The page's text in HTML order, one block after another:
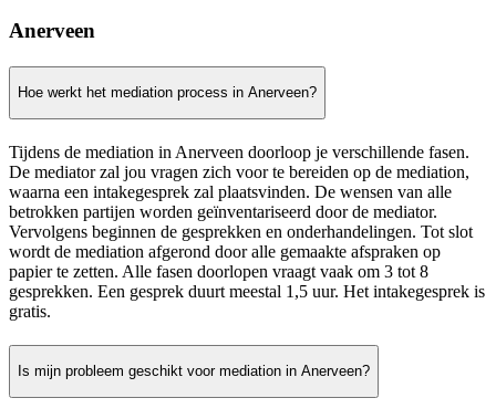
Anerveen
Hoe werkt het mediation process in Anerveen?
Tijdens de mediation in Anerveen doorloop je verschillende fasen.
De mediator zal jou vragen zich voor te bereiden op de mediation,
waarna een intakegesprek zal plaatsvinden. De wensen van alle
betrokken partijen worden geïnventariseerd door de mediator.
Vervolgens beginnen de gesprekken en onderhandelingen. Tot slot
wordt de mediation afgerond door alle gemaakte afspraken op
papier te zetten. Alle fasen doorlopen vraagt vaak om 3 tot 8
gesprekken. Een gesprek duurt meestal 1,5 uur. Het intakegesprek is
gratis.
Is mijn probleem geschikt voor mediation in Anerveen?